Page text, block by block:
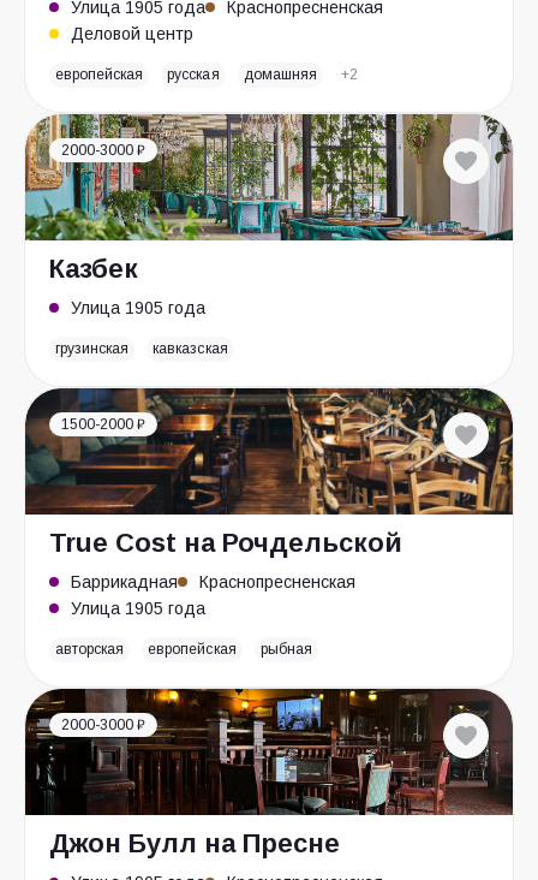
Улица 1905 года
Краснопресненская
Деловой центр
европейская русская домашняя +2
2000-3000 ₽
Казбек
Улица 1905 года
грузинская кавказская
1500-2000 ₽
True Cost на Рочдельской
Баррикадная
Краснопресненская
Улица 1905 года
авторская европейская рыбная
2000-3000 ₽
Джон Булл на Пресне